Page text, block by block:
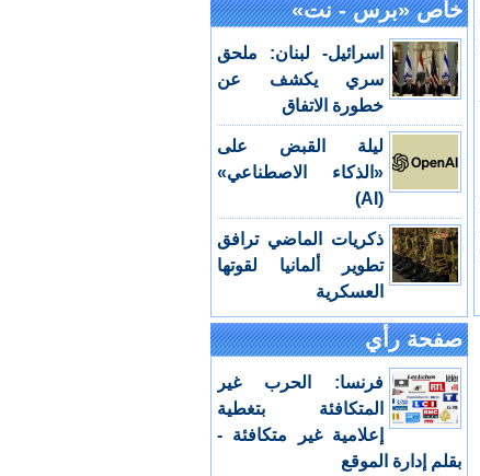
خاص «برس - نت»
اسرائيل- لبنان: ملحق
سري يكشف عن
خطورة الاتفاق
ليلة القبض على
«الذكاء الاصطناعي»
(AI)
ذكريات الماضي ترافق
تطوير ألمانيا لقوتها
العسكرية
صفحة رأي
فرنسا: الحرب غير
المتكافئة بتغطية
إعلامية غير متكافئة -
بقلم إدارة الموقع